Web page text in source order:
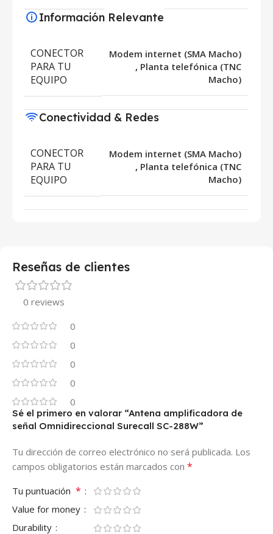
Información Relevante
CONECTOR
PARA TU
EQUIPO
Modem internet (SMA Macho)
, Planta telefónica (TNC
Macho)
Conectividad & Redes
CONECTOR
PARA TU
EQUIPO
Modem internet (SMA Macho)
, Planta telefónica (TNC
Macho)
Reseñas de clientes
0 reviews
0
0
0
0
0
Sé el primero en valorar “Antena amplificadora de
señal Omnidireccional Surecall SC-288W”
Tu dirección de correo electrónico no será publicada. Los
campos obligatorios están marcados con *
Tu puntuación *
Value for money
Durability